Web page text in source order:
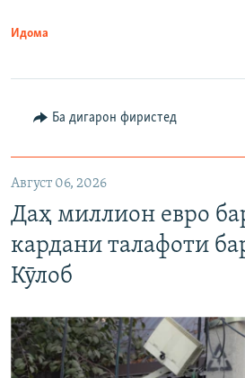
Идома
Ба дигарон фиристед
Август 06, 2026
Даҳ миллион евро
кардани талафоти
Кӯлоб